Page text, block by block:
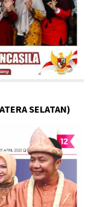
SELATAN)